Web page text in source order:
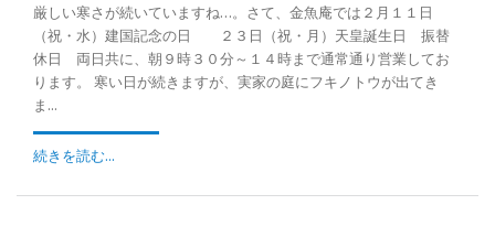
厳しい寒さが続いていますね…。さて、金魚庵では２月１１日
（祝・水）建国記念の日 ２３日（祝・月）天皇誕生日 振替
休日 両日共に、朝９時３０分～１４時まで通常通り営業してお
ります。 寒い日が続きますが、実家の庭にフキノトウが出てき
ま...
続きを読む...